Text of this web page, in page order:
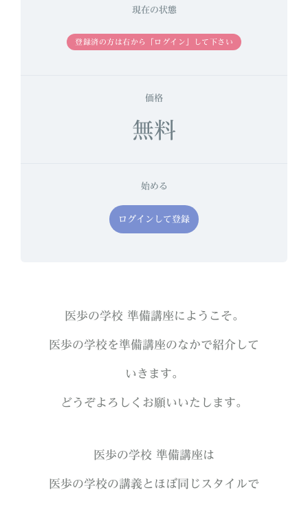
現在の状態
登録済の方は右から「ログイン」して下さい
価格
無料
始める
ログインして登録
医歩の学校 準備講座にようこそ。
医歩の学校を準備講座のなかで紹介して
いきます。
どうぞよろしくお願いいたします。
医歩の学校 準備講座は
医歩の学校の講義とほぼ同じスタイルで